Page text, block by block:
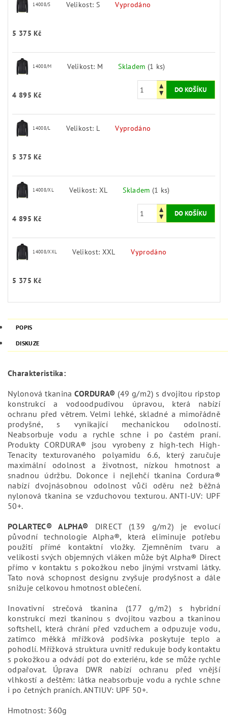
14008/S Velikost: S Vyprodáno
5 375 Kč
14008/M Velikost: M Skladem (1 ks)
4 895 Kč
14008/L Velikost: L Vyprodáno
5 375 Kč
14008/XL Velikost: XL Skladem (1 ks)
4 895 Kč
14008/XXL Velikost: XXL Vyprodáno
5 375 Kč
POPIS
DISKUZE
Charakteristika:
Nylonová tkaninaCORDURA® (49 g/m2) s dvojitou ripstop
konstrukcí a vodoodpudivou úpravou, která nabízí
ochranu před větrem. Velmi lehké, skladné a mimořádně
prodyšné, s vynikající mechanickou odolností.
Neabsorbuje vodu a rychle schne i po častém praní.
Produkty CORDURA® jsou vyrobeny z high-tech High-
Tenacity texturovaného polyamidu 6.6, který zaručuje
maximální odolnost a životnost, nízkou hmotnost a
snadnou údržbu. Dokonce i nejlehčí tkanina Cordura®
nabízí dvojnásobnou odolnost vůči oděru než běžná
nylonová tkanina se vzduchovou texturou. ANTI-UV: UPF
50+.
POLARTEC® ALPHA® DIRECT (139 g/m2) je evolucí
původní technologie Alpha®, která eliminuje potřebu
použití přímé kontaktní vložky. Zjemněním tvaru a
velikosti svých objemných vláken může být Alpha® Direct
přímo v kontaktu s pokožkou nebo jinými vrstvami látky.
Tato nová schopnost designu zvyšuje prodyšnost a dále
snižuje celkovou hmotnost oblečení.
Inovativní strečová tkanina (177 g/m2) s hybridní
konstrukcí mezi tkaninou s dvojitou vazbou a tkaninou
softshell, která chrání před vzduchem a odpuzuje vodu,
zatímco měkká mřížková podšívka poskytuje teplo a
pohodlí. Mřížková struktura uvnitř redukuje body kontaktu
s pokožkou a odvádí pot do exteriéru, kde se může rychle
odpařovat. Úprava DWR nabízí ochranu před vnější
vlhkostí a deštěm: látka neabsorbuje vodu a rychle schne
i po četných praních. ANTIUV: UPF 50+.
Hmotnost: 360g